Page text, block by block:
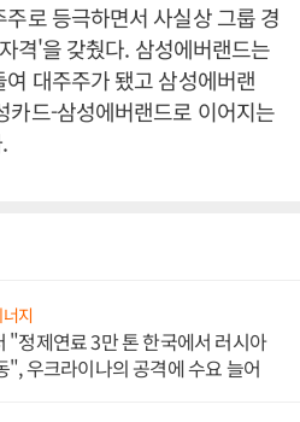
로 등극하면서 사실상 그룹 경
격'을 갖췄다. 삼성에버랜드는
대주주가 됐고 삼성에버랜
카드-삼성에버랜드로 이어지는
지
"정제연료 3만 톤 한국에서 러시아
", 우크라이나의 공격에 수요 늘어